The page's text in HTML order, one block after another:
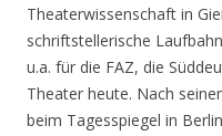
Theaterwissenschaft in
schriftstellerische
u.a. für die FAZ, die
Theater heute. Nach
beim Tagesspiegel in